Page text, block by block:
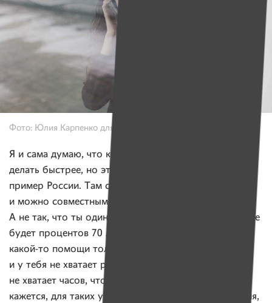
Фото: Юлия Карпенко для ИМЕН
Я и сама думаю, что какие-то вещи можно было бы
делать быстрее, но это не всегда возможно. Возьмем
пример России. Там сотни пациентских организаций
и можно совместными усилиями что-то решать.
А не так, что ты один что-то решаешь. В таком случае
будет процентов 70 людей, которые не получат
какой-то помощи только потому, что ты один,
и у тебя не хватает ресурса на всех. Объективно
не хватает часов, чтобы закрыть все запросы. Но,
кажется, для таких условий это нормальная ситуация,